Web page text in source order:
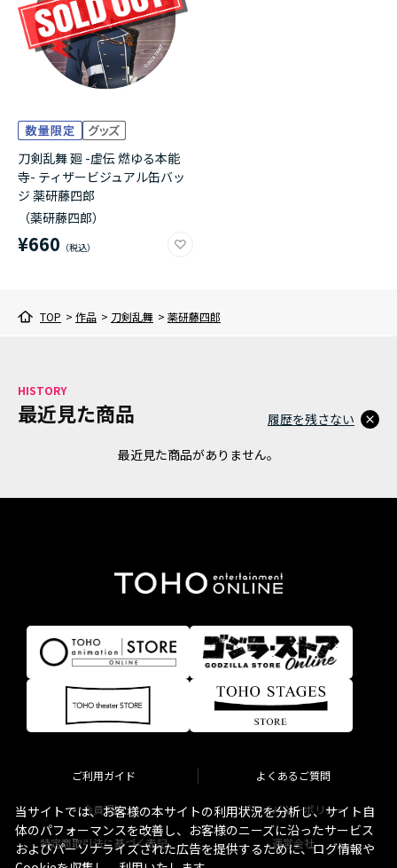
刀剣乱舞 廻 -虚伝 燃ゆる本能
寺- ティザービジュアル缶バッ
ジ 薬研藤四郎
（薬研藤四郎）
¥660
TOP > 作品 > 刀剣乱舞 > 薬研藤四郎
HISTORY
最近見た商品
最近見た商品がありません。
履歴を残さない
ご利用ガイド よくあるご質問
会員規約 プライバシーポリシー
特定商取引法に基づく表記 運営会社
当サイトでは、お客様の本サイトの利用状況を分析し、サイト自
体のパフォーマンスを改善し、お客様のニーズに沿ったサービス
およびパーソナライズされた広告を提供するために、ログ情報や